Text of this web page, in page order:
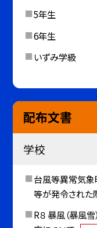
5年生
6年生
いずみ学級
配布文書
学校
台風等異常気象
等が発令された
R８ 暴風（暴風